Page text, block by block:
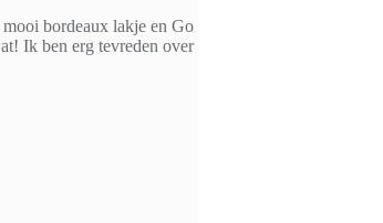
bordeaux lakje en Go
Ik ben erg tevreden over